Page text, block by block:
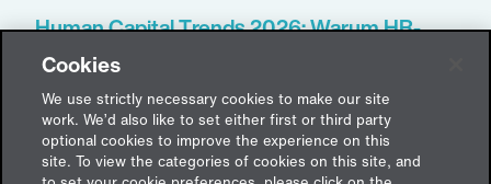
Human Capital Trends 2026: Warum HR-
Investitionen in Deutschland oft nicht ihre
Wirkung entfalten – und was jetzt
entscheidend ist
30. Juni 2026
Cookies
We use strictly necessary cookies to make our site
work. We’d also like to set either first or third party
optional cookies to improve the experience on this
site. To view the categories of cookies on this site, and